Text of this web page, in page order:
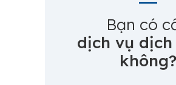
Bạn có
dịch vụ
không?